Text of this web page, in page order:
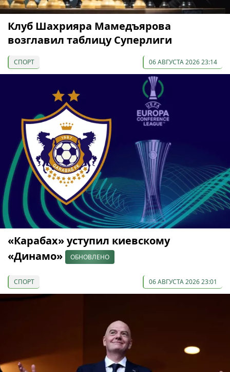
Клуб Шахрияра Мамедъярова
возглавил таблицу Суперлиги
СПОРТ 06 АВГУСТА 2026 23:14
«Карабах» уступил киевскому
«Динамо»
ОБНОВЛЕНО
СПОРТ 06 АВГУСТА 2026 23:01